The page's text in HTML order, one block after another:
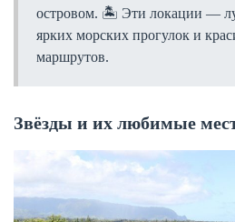
островом. 🏝 Эти локации —
ярких морских прогулок и
маршрутов.
Звёзды и их любимые